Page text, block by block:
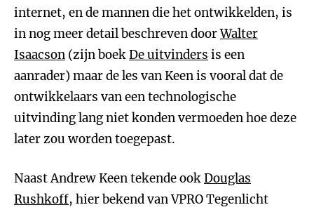
internet, en de mannen die het ontwikkelden, is
in nog meer detail beschreven doorWalter
Isaacson (zijn boekDe uitvinders is een
aanrader) maar de les van Keen is vooral dat de
ontwikkelaars van een technologische
uitvinding lang niet konden vermoeden hoe deze
later zou worden toegepast.
Naast Andrew Keen tekende ookDouglas
Rushkoff, hier bekend van VPRO Tegenlicht